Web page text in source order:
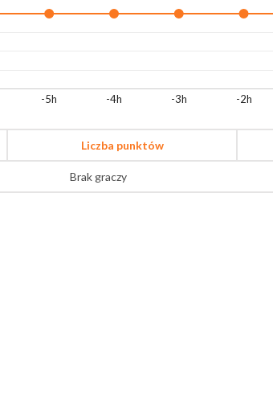
-5h -4h -3h -2h
Liczba punktów
Brak graczy